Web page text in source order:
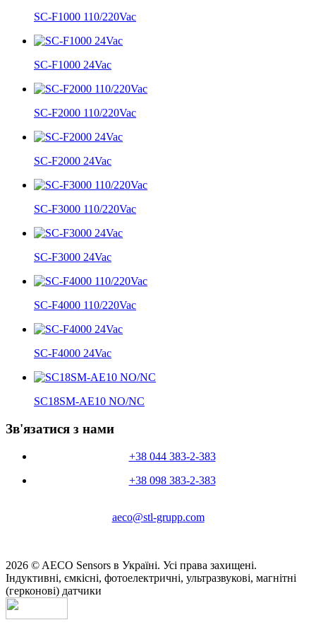
SC-F1000 110/220Vac
SC-F1000 24Vac
SC-F2000 110/220Vac
SC-F2000 24Vac
SC-F3000 110/220Vac
SC-F3000 24Vac
SC-F4000 110/220Vac
SC-F4000 24Vac
SC18SM-AE10 NO/NC
Зв'язатися з нами
+38 044 383-2-383
+38 098 383-2-383
aeco@stl-grupp.com
2026 © AECO Sensors в Україні. Усі права захищені.
Індуктивні, ємкісні, фотоелектричні, ультразвукові, магнітні
(герконові) датчики